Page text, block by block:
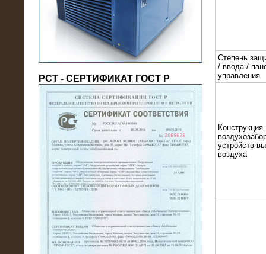
21.08.2016
На производственное предприятие
модули 20 МВт (0,4 кВ)
РСТ - СЕРТИФИКАТ ГОСТ Р
Степень
/ ввода /
управления
Конструкция
устройств
воздуха